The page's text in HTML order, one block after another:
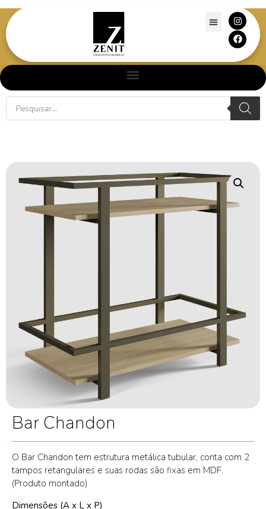
Bar Chandon
O Bar Chandon tem estrutura metálica tubular, conta com 2
tampos retangulares e suas rodas são fixas em MDF.
(Produto montado)
Dimensões (A x L x P)